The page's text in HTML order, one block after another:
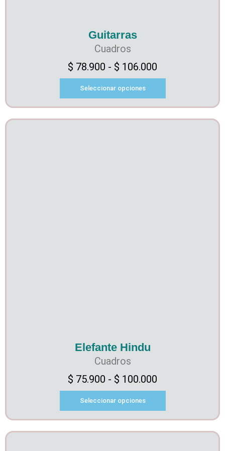
Guitarras
Cuadros
$ 78.900 - $ 106.000
Seleccionar opciones
Elefante Hindu
Cuadros
$ 75.900 - $ 100.000
Seleccionar opciones